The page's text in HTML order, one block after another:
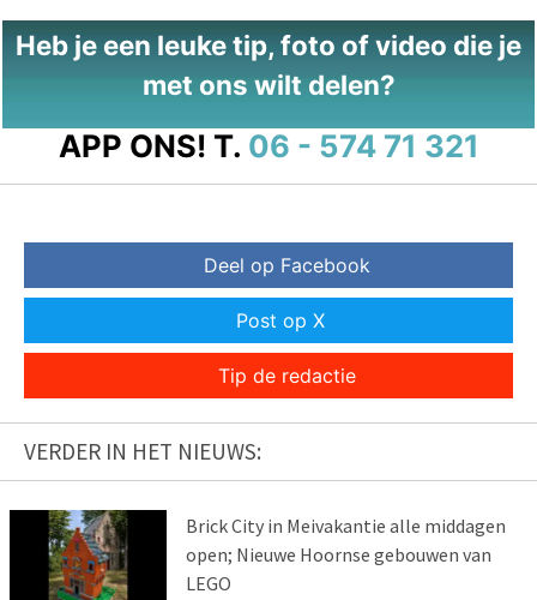
Heb je een leuke tip, foto of video die je
met ons wilt delen?
APP ONS! T. 06 - 574 71 321
Deel op Facebook
Post op X
Tip de redactie
VERDER IN HET NIEUWS:
Brick City in Meivakantie alle middagen
open; Nieuwe Hoornse gebouwen van
LEGO